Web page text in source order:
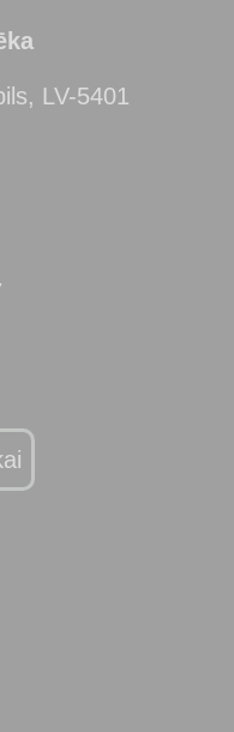
LV-5401